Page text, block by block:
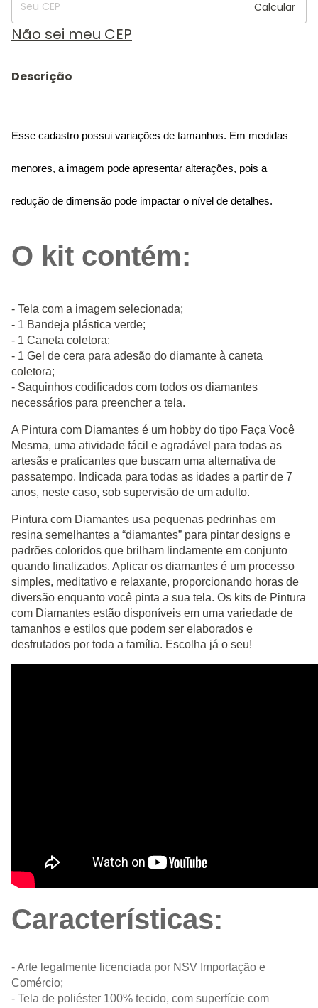
Calcular
Não sei meu CEP
Descrição
Esse cadastro possui variações de tamanhos. Em medidas
menores, a imagem pode apresentar alterações, pois a
redução de dimensão pode impactar o nível de detalhes.
O kit contém:
- Tela com a imagem selecionada;
- 1 Bandeja plástica verde;
- 1 Caneta coletora;
- 1 Gel de cera para adesão do diamante à caneta
coletora;
- Saquinhos codificados com todos os diamantes
necessários para preencher a tela.
A Pintura com Diamantes é um hobby do tipo Faça Você
Mesma, uma atividade fácil e agradável para todas as
artesãs e praticantes que buscam uma alternativa de
passatempo. Indicada para todas as idades a partir de 7
anos, neste caso, sob supervisão de um adulto.
Pintura com Diamantes usa pequenas pedrinhas em
resina semelhantes a “diamantes” para pintar designs e
padrões coloridos que brilham lindamente em conjunto
quando finalizados. Aplicar os diamantes é um processo
simples, meditativo e relaxante, proporcionando horas de
diversão enquanto você pinta a sua tela. Os kits de Pintura
com Diamantes estão disponíveis em uma variedade de
tamanhos e estilos que podem ser elaborados e
desfrutados por toda a família. Escolha já o seu!
Características:
- Arte legalmente licenciada por NSV Importação e
Comércio;
- Tela de poliéster 100% tecido, com superfície com